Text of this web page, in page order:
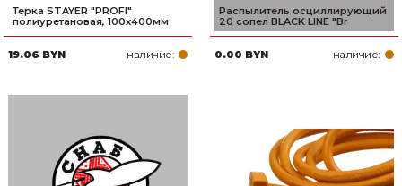
Терка STAYER ″PROFI″
полиуретановая, 100x400мм
19.06 BYN наличие:
Распылитель осциллирующий
20 сопел BLACK LINE "Br
0.00 BYN наличие: